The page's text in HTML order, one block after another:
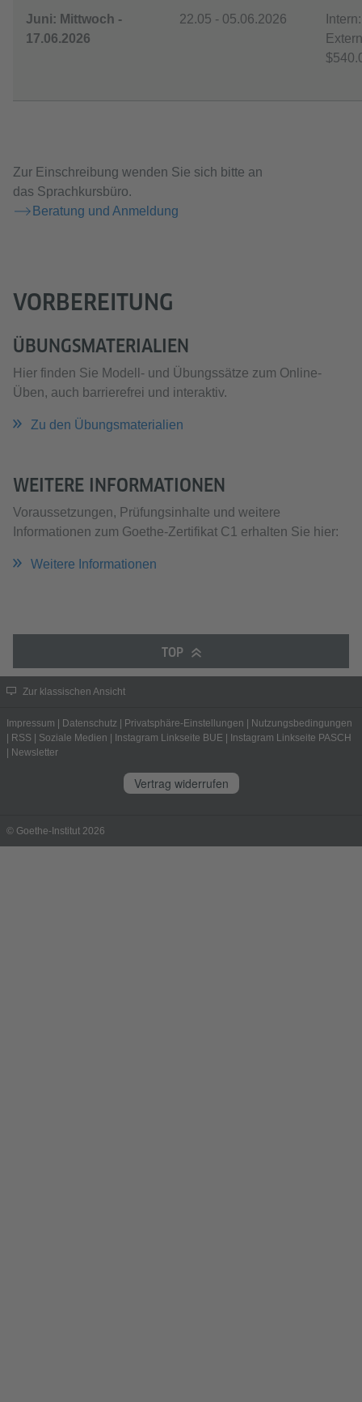
Juni: Mittwoch -
17.06.2026
22.05 - 05.06.2026
Zur Einschreibung wenden Sie sich bitte an
das Sprachkursbüro.
Beratung und Anmeldung
VORBEREITUNG
ÜBUNGSMATERIALIEN
Hier finden Sie Modell- und Übungssätze zum Online-
Üben, auch barrierefrei und interaktiv.
Zu den Übungsmaterialien
WEITERE INFORMATIONEN
Voraussetzungen, Prüfungsinhalte und weitere
Informationen zum Goethe-Zertifikat C1 erhalten Sie hier:
Weitere Informationen
TOP
Zur klassischen Ansicht
Impressum Datenschutz Privatsphäre-Einstellungen
Nutzungsbedingungen
RSS Soziale Medien Instagram Linkseite BUE
Instagram Linkseite PASCH
Newsletter
Vertrag widerrufen
© Goethe-Institut 2026